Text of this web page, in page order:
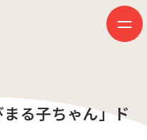
る子ちゃん」ド